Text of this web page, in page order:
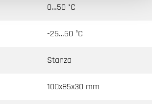
0…50 °C
-25…60 °C
Stanza
100x85x30 mm